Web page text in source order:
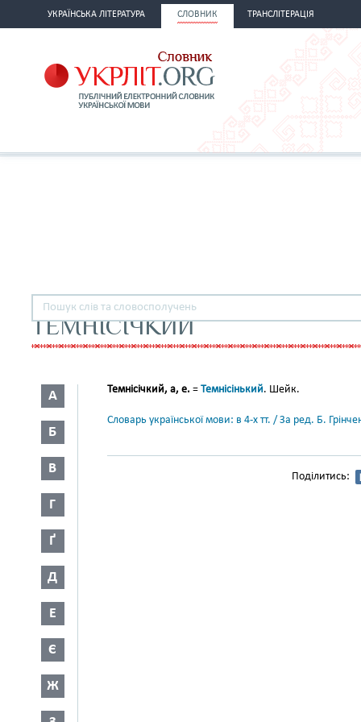
УКРАЇНСЬКА ЛІТЕРАТУРА СЛОВНИК ТРАНСЛІТЕРАЦІЯ
ТЕМНІСІЧКИЙ
А
Б
В
Г
Ґ
Д
Е
Є
Ж
Темнісічкий, а, е. = Темнісінький. Шейк.
Словарь української мови: в 4-х тт. / За ред. Б.
Поділитись: